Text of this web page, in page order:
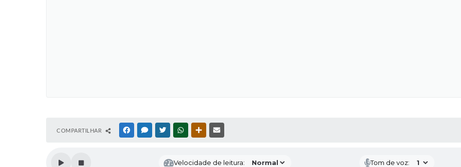
COMPARTILHAR FACEBOOKMESSENGER
TWITTERWHATSAPPOUTRAS MÍDIAS
Velocidade de leitura: Tom de voz: